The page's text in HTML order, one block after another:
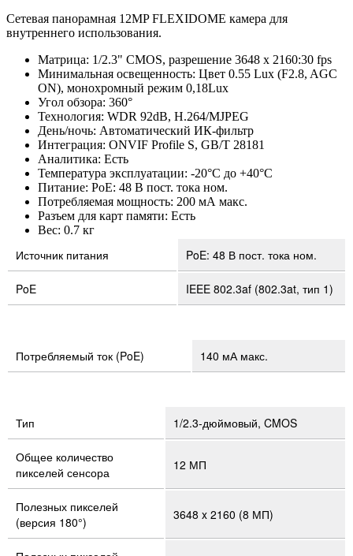
Сетевая панорамная 12MP FLEXIDOME камера для
внутреннего использования.
Матрица: 1/2.3" CMOS, разрешение 3648 x 2160:30 fps
Минимальная освещенность: Цвет 0.55 Lux (F2.8, AGC
ON), монохромный режим 0,18Lux
Угол обзора: 360°
Технология: WDR 92dB, H.264/MJPEG
День/ночь: Автоматический ИК-фильтр
Интеграция: ONVIF Profile S, GB/T 28181
Аналитика: Есть
Температура эксплуатации: -20°C до +40°C
Питание: PoE: 48 В пост. тока ном.
Потребляемая мощность: 200 мА макс.
Разъем для карт памяти: Есть
Вес: 0.7 кг
Источник питания PoE: 48 В пост. тока ном.
PoE IEEE 802.3af (802.3at, тип 1)
Потребляемый ток (PoE) 140 мА макс.
Тип 1/2.3‑дюймовый, CMOS
Общее количество
пикселей сенсора
12 МП
Полезных пикселей
(версия 180°)
3648 x 2160 (8 МП)